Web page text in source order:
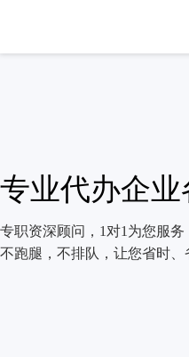
专业代办企
专职资深顾问，1对1为您服务
不跑腿，不排队，让您省时、